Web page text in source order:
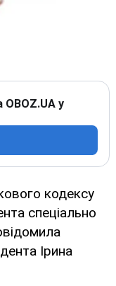
у
кодексу
спеціально
Ірина